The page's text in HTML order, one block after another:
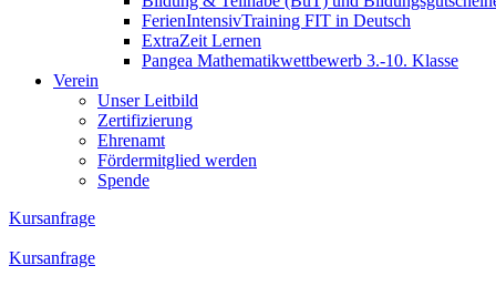
FerienIntensivTraining FIT in Deutsch
ExtraZeit Lernen
Pangea Mathematikwettbewerb 3.-10. Klasse
Verein
Unser Leitbild
Zertifizierung
Ehrenamt
Fördermitglied werden
Spende
Kursanfrage
Kursanfrage